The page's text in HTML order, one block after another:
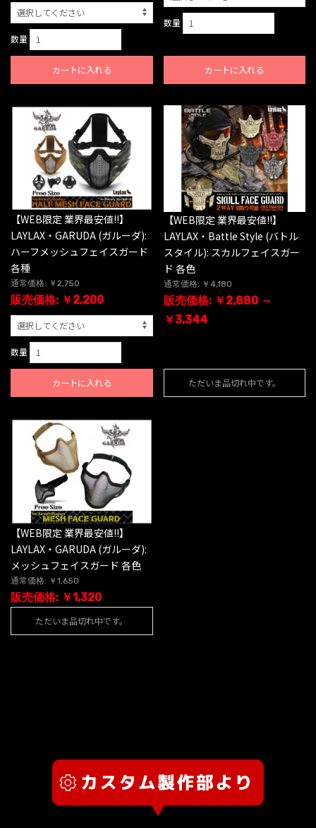
数量
カートに入れる
数量
カートに入れる
【WEB限定 業界最安値!!】
LAYLAX・GARUDA (ガルーダ):
ハーフメッシュフェイスガード
各種
通常価格: ￥2,750
販売価格: ￥2,200
数量
カートに入れる
【WEB限定 業界最安値!!】
LAYLAX・Battle Style (バトル
スタイル): スカルフェイスガー
ド 各色
通常価格: ￥4,180
販売価格: ￥2,880 ～
￥3,344
ただいま品切れ中です。
【WEB限定 業界最安値!!】
LAYLAX・GARUDA (ガルーダ):
メッシュフェイスガード 各色
通常価格: ￥1,650
販売価格: ￥1,320
ただいま品切れ中です。